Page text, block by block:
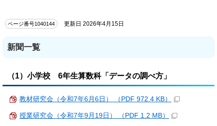
ページ番号1040144 更新日 2026年4月15日
新聞一覧
（1）小学校 6年生算数科「データの調べ方」
教材研究会（令和7年6月6日） （PDF 972.4 KB）
授業研究会（令和7年9月19日） （PDF 1.2 MB）